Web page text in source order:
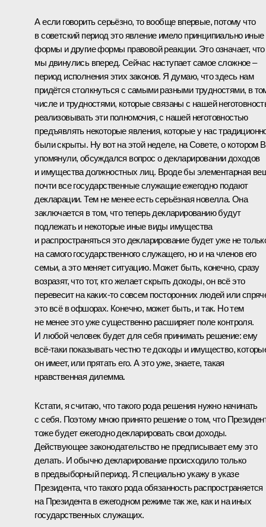
А если говорить серьёзно, то вообще впервые, потому что
в советский период это явление имело принципиально иные
формы и другие формы правовой реакции. Это означает, что
мы двинулись вперед. Сейчас наступает самое сложное –
период исполнения этих законов. Я думаю, что здесь нам
придётся столкнуться с самыми разными трудностями, в
числе и трудностями, которые связаны с нашей
реализовывать эти полномочия, с нашей неготовностью
предъявлять некоторые явления, которые у нас
были скрыты. Ну вот на этой неделе, на Совете, о котором
упомянули, обсуждался вопрос о декларировании доходов
и имущества должностных лиц. Вроде бы элементарная
почти все государственные служащие ежегодно подают
декларации. Тем не менее есть серьёзная новелла. Она
заключается в том, что теперь декларированию будут
подлежать и некоторые иные виды имущества
и распространяться это декларирование будет уже не
на самого государственного служащего, но и на членов его
семьи, а это меняет ситуацию. Может быть, конечно, сразу
возразят, что тот, кто желает скрыть доходы, он всё это
перевесит на каких‑то совсем посторонних людей или
это всё в офшорах. Конечно, может быть, и так. Но тем
не менее это уже существенно расширяет поле контроля.
И любой человек будет для себя принимать решение: ему
всё‑таки показывать честно те доходы и имущество,
он имеет, или прятать его. А это уже, знаете, такая
нравственная дилемма.
Кстати, я считаю, что такого рода решения нужно начинать
с себя. Поэтому мною принято решение о том, что
тоже будет ежегодно декларировать свои доходы.
Действующее законодательство не предписывает ему это
делать. И обычно декларирование происходило только
в предвыборный период. Я специально укажу в указе
Президента, что такого рода обязанность распространяется
на Президента в ежегодном режиме так же, как и на иных
государственных служащих.